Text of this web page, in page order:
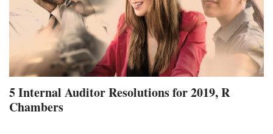
5 Internal Auditor Resolutions for 2019, R
Chambers